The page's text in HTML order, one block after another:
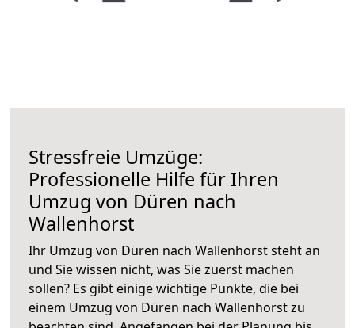
Stressfreie Umzüge:
Professionelle Hilfe für Ihren
Umzug von Düren nach
Wallenhorst
Ihr Umzug von Düren nach Wallenhorst steht an
und Sie wissen nicht, was Sie zuerst machen
sollen? Es gibt einige wichtige Punkte, die bei
einem Umzug von Düren nach Wallenhorst zu